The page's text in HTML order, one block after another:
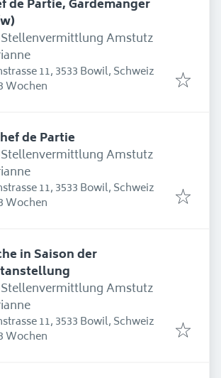
de Partie, Gardemanger
Amstutz
11, 3533 Bowil, Schweiz
:
Wochen
de Partie
Amstutz
11, 3533 Bowil, Schweiz
:
Wochen
in Saison der
Amstutz
11, 3533 Bowil, Schweiz
:
Wochen